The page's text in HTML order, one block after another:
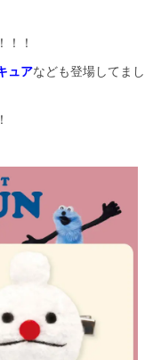
！！
ュアなども登場してまし